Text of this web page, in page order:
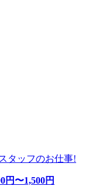
タッフのお仕事!
円〜1,500円